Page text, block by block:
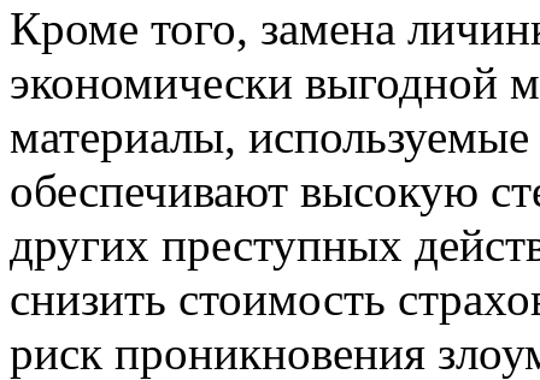
Кроме того, замена
экономически выгодной
материалы,
обеспечивают высокую
других преступных
снизить стоимость
риск проникновения